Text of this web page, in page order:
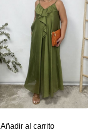
Añadir al carrito